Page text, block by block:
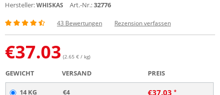
Hersteller:WHISKAS Art.-Nr.:32776
43 Bewertungen Rezension verfassen
€37.03 (2.65 € / kg)
GEWICHT VERSAND PREIS
14 KG €4 €37.03